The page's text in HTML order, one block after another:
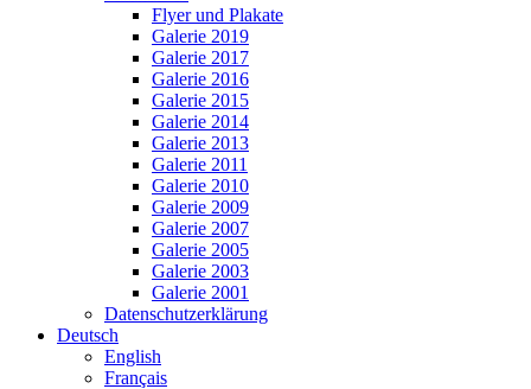
Flyer und Plakate
Galerie 2019
Galerie 2017
Galerie 2016
Galerie 2015
Galerie 2014
Galerie 2013
Galerie 2011
Galerie 2010
Galerie 2009
Galerie 2007
Galerie 2005
Galerie 2003
Galerie 2001
Datenschutzerklärung
Deutsch
English
Français